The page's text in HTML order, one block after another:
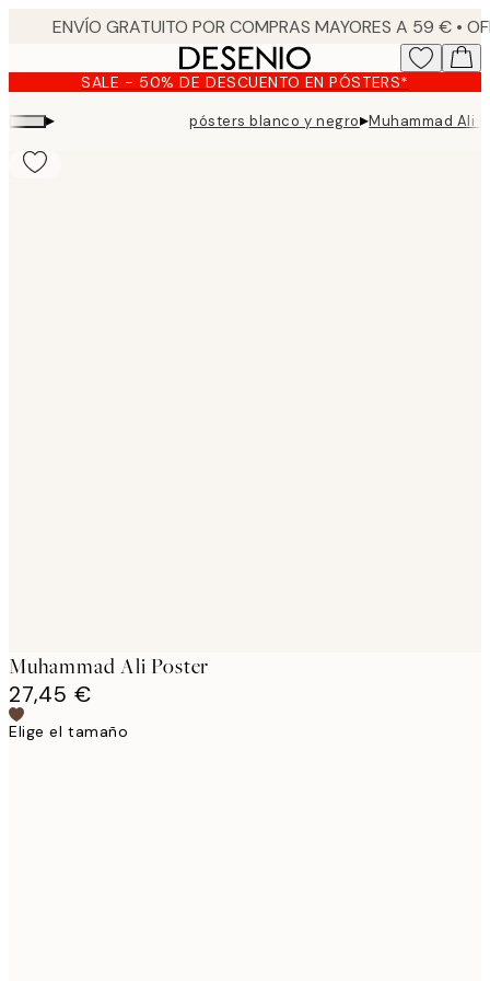
content.SALE - 50% DE DESCUENTO EN PÓSTERS*
▸ pósters blanco y negro▸Muhammad Ali
Muhammad Ali Poster
27,45 €
Elige el tamaño